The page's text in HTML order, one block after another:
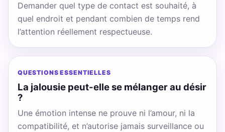
Demander quel type de contact est souhaité, à
quel endroit et pendant combien de temps rend
l’attention réellement respectueuse.
QUESTIONS ESSENTIELLES
La jalousie peut-elle se mélanger au désir
?
Une émotion intense ne prouve ni l’amour, ni la
compatibilité, et n’autorise jamais surveillance ou